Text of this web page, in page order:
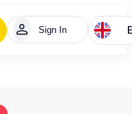
Sign In